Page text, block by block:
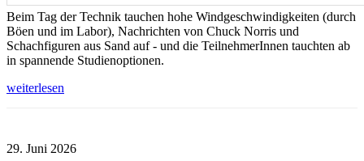
Beim Tag der Technik tauchen hohe Windgeschwindigkeiten (durch
Böen und im Labor), Nachrichten von Chuck Norris und
Schachfiguren aus Sand auf - und die TeilnehmerInnen tauchten ab
in spannende Studienoptionen.
weiterlesen
29. Juni 2026